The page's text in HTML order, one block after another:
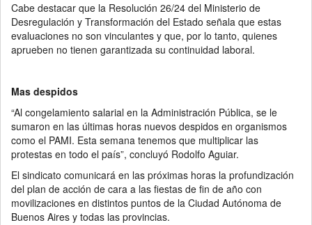
Cabe destacar que la Resolución 26/24 del Ministerio de
Desregulación y Transformación del Estado señala que estas
evaluaciones no son vinculantes y que, por lo tanto, quienes
aprueben no tienen garantizada su continuidad laboral.
Mas despidos
“Al congelamiento salarial en la Administración Pública, se le
sumaron en las últimas horas nuevos despidos en organismos
como el PAMI. Esta semana tenemos que multiplicar las
protestas en todo el país”, concluyó Rodolfo Aguiar.
El sindicato comunicará en las próximas horas la profundización
del plan de acción de cara a las fiestas de fin de año con
movilizaciones en distintos puntos de la Ciudad Autónoma de
Buenos Aires y todas las provincias.